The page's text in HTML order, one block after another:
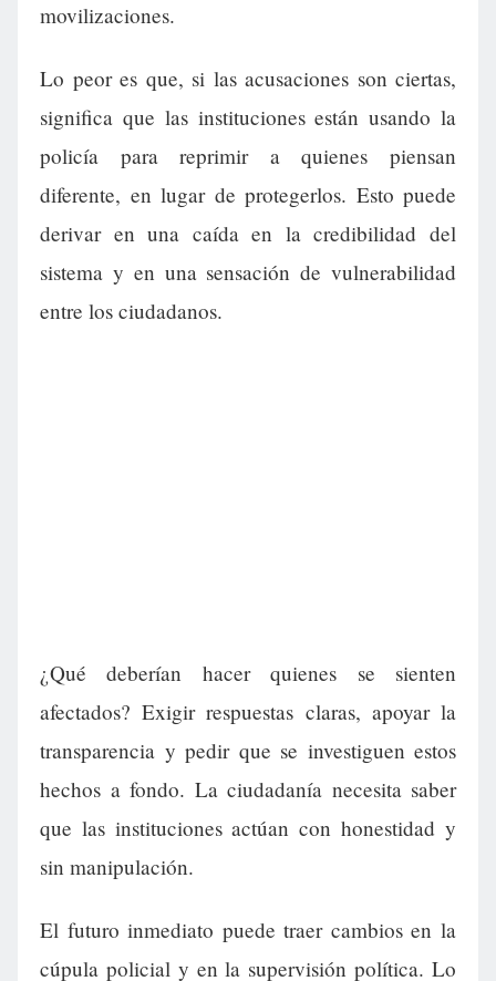
movilizaciones.
Lo peor es que, si las acusaciones son ciertas,
significa que las instituciones están usando la
policía para reprimir a quienes piensan
diferente, en lugar de protegerlos. Esto puede
derivar en una caída en la credibilidad del
sistema y en una sensación de vulnerabilidad
entre los ciudadanos.
¿Qué deberían hacer quienes se sienten
afectados? Exigir respuestas claras, apoyar la
transparencia y pedir que se investiguen estos
hechos a fondo. La ciudadanía necesita saber
que las instituciones actúan con honestidad y
sin manipulación.
El futuro inmediato puede traer cambios en la
cúpula policial y en la supervisión política. Lo